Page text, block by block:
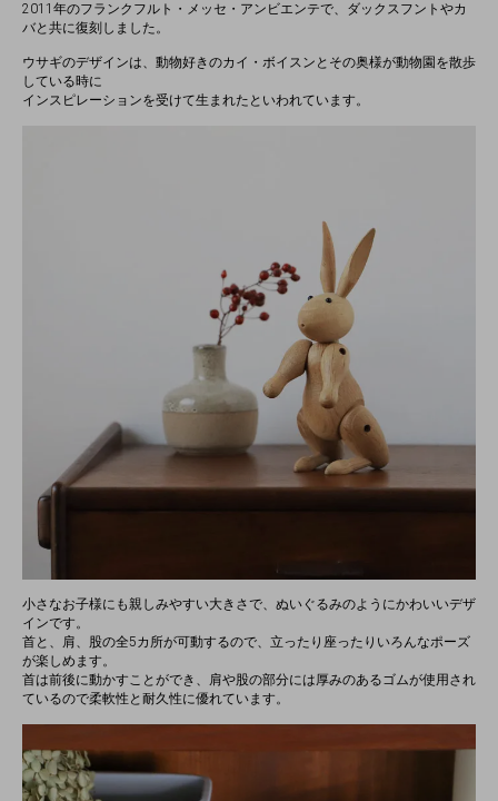
2011年のフランクフルト・メッセ・アンビエンテで、ダックスフントやカ
バと共に復刻しました。
ウサギのデザインは、動物好きのカイ・ボイスンとその奥様が動物園を散歩
している時に
インスピレーションを受けて生まれたといわれています。
小さなお子様にも親しみやすい大きさで、ぬいぐるみのようにかわいいデザ
インです。
首と、肩、股の全5カ所が可動するので、立ったり座ったりいろんなポーズ
が楽しめます。
首は前後に動かすことができ、肩や股の部分には厚みのあるゴムが使用され
ているので柔軟性と耐久性に優れています。